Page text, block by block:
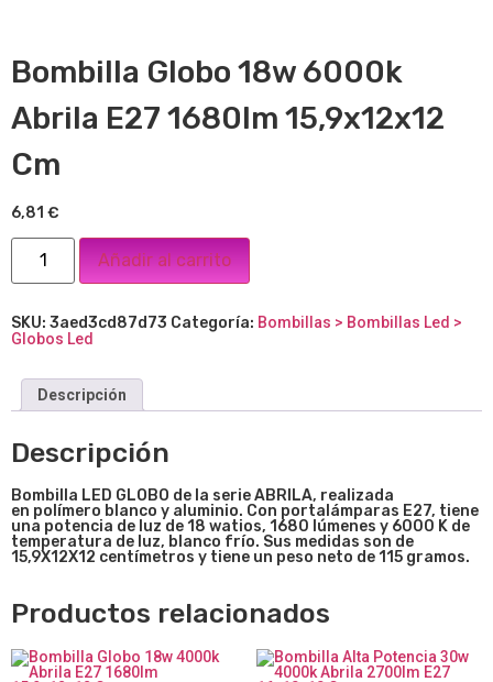
Bombilla Globo 18w 6000k
Abrila E27 1680lm 15,9x12x12
Cm
6,81 €
Añadir al carrito
SKU: 3aed3cd87d73 Categoría: Bombillas > Bombillas Led >
Globos Led
Descripción
Descripción
Bombilla LED GLOBO de la serie ABRILA, realizada
en polímero blanco y aluminio. Con portalámparas E27, tiene
una potencia de luz de 18 watios, 1680 lúmenes y 6000 K de
temperatura de luz, blanco frío. Sus medidas son de
15,9X12X12 centímetros y tiene un peso neto de 115 gramos.
Productos relacionados